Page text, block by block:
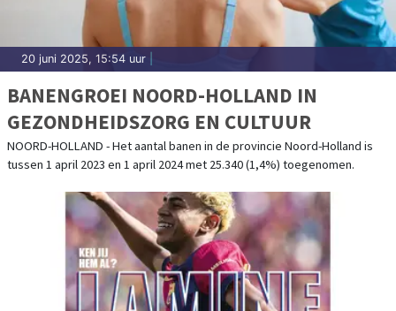
20 juni 2025, 15:54 uur
BANENGROEI NOORD-HOLLAND IN
GEZONDHEIDSZORG EN CULTUUR
NOORD-HOLLAND - Het aantal banen in de provincie Noord-Holland is
tussen 1 april 2023 en 1 april 2024 met 25.340 (1,4%) toegenomen.